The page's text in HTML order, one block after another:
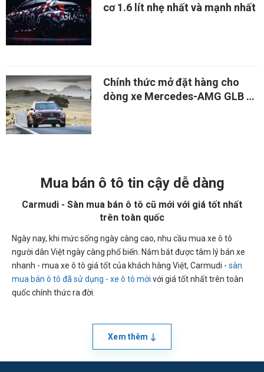
cơ 1.6 lít nhẹ nhất và mạnh nhất
Chính thức mở đặt hàng cho
dòng xe Mercedes-AMG GLB 35
Mua bán ô tô tin cậy dễ dàng
Carmudi - Sàn mua bán ô tô cũ mới với giá tốt nhất
trên toàn quốc
Ngày nay, khi mức sống ngày càng cao, nhu cầu mua xe ô tô
người dân Việt ngày càng phổ biến. Nắm bắt được tâm lý bán xe
nhanh - mua xe ô tô giá tốt của khách hàng Việt, Carmudi - sàn
mua bán ô tô đã sử dụng - xe ô tô mới với giá tốt nhất trên toàn
quốc chính thức ra đời.
Xem thêm